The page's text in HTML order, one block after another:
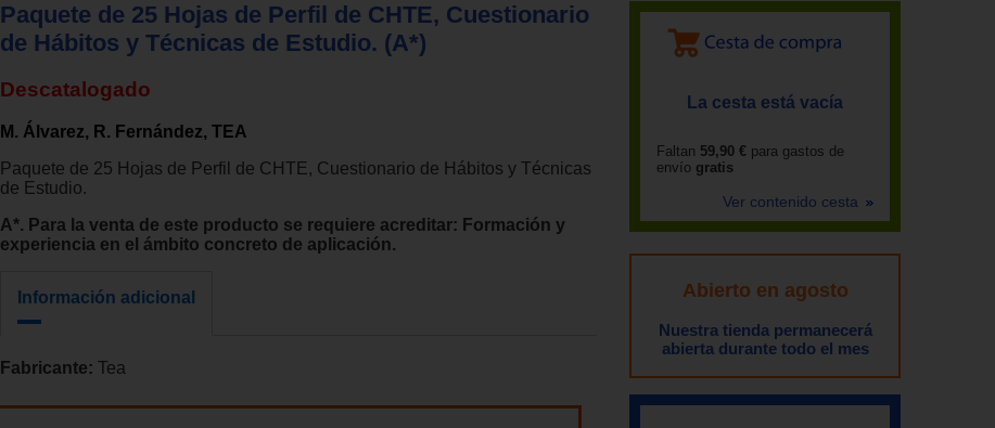
Paquete de 25 Hojas de Perfil de CHTE, Cuestionario
de Hábitos y Técnicas de Estudio. (A*)
Descatalogado
M. Álvarez, R. Fernández, TEA
Paquete de 25 Hojas de Perfil de CHTE, Cuestionario de Hábitos y Técnicas
de Estudio.
A*. Para la venta de este producto se requiere acreditar: Formación y
experiencia en el ámbito concreto de aplicación.
Información adicional
Fabricante: Tea
La cesta está vacía
Faltan 59,90 € para gastos de
envío gratis
Ver contenido cesta
Abierto en agosto
Nuestra tienda permanecerá
abierta durante todo el mes